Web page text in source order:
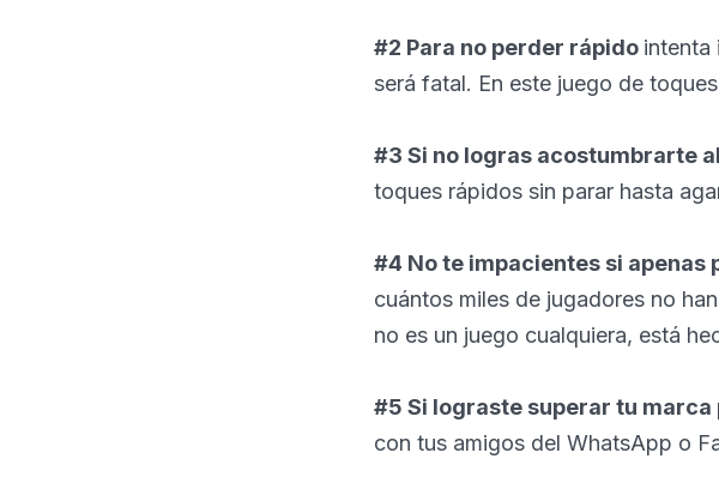
#2 Para no perder rápido intenta
será fatal. En este juego de
#3 Si no logras acostumbrarte
toques rápidos sin parar hasta
#4 No te impacientes si apenas
cuántos miles de jugadores no
no es un juego cualquiera, está
#5 Si lograste superar tu marca
con tus amigos del WhatsApp o